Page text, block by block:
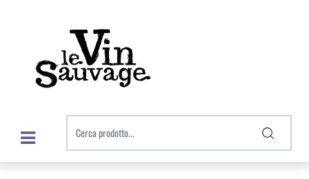
Open menu